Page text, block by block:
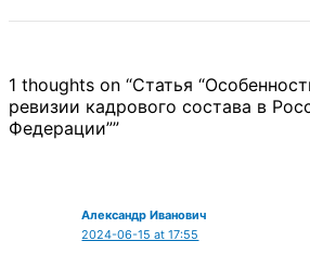
1 thoughts on “Статья
ревизии кадрового состава в
Федерации””
Александр Иванович
2024-06-15 at 17:55